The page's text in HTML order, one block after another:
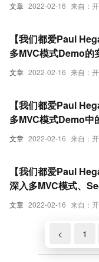
文章 2022-02-16 来自：
文章 2022-02-16 来自：
【我们都爱Paul
多MVC模式Demo的
文章 2022-02-16 来自：
【我们都爱Paul
多MVC模式Demo
文章 2022-02-16 来自：
【我们都爱Paul
深入多MVC模式、
< 1